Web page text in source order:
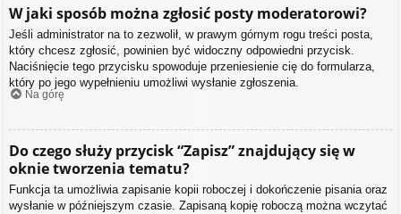
W jaki sposób można zgłosić posty moderatorowi?
Jeśli administrator na to zezwolił, w prawym górnym rogu treści posta,
który chcesz zgłosić, powinien być widoczny odpowiedni przycisk.
Naciśnięcie tego przycisku spowoduje przeniesienie cię do formularza,
który po jego wypełnieniu umożliwi wysłanie zgłoszenia.
Na górę
Do czego służy przycisk “Zapisz” znajdujący się w
oknie tworzenia tematu?
Funkcja ta umożliwia zapisanie kopii roboczej i dokończenie pisania oraz
wysłanie w późniejszym czasie. Zapisaną kopię roboczą można wczytać